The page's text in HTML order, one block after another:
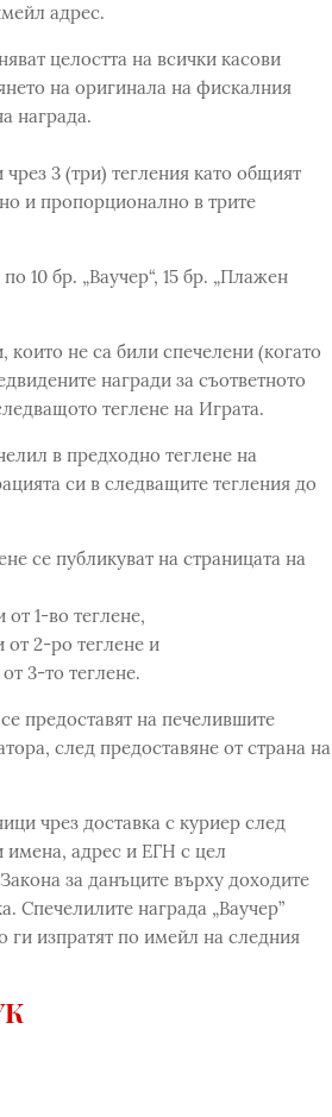
адрес.
целостта на всички касови
на оригинала на фискалния
награда.
3 (три) тегления като общият
и пропорционално в трите
10 бр. „Ваучер“, 15 бр. „Плажен
които не са били спечелени (когато
награди за съответното
теглене на Играта.
в предходно теглене на
си в следващите тегления до
се публикуват на страницата на
1-во теглене,
от 2-ро теглене и
3-то теглене.
предоставят на печелившите
след предоставяне от страна на
чрез доставка с куриер след
имена, адрес и ЕГН с цел
за данъците върху доходите
Спечелилите награда „Ваучер”
ги изпратят по имейл на следния